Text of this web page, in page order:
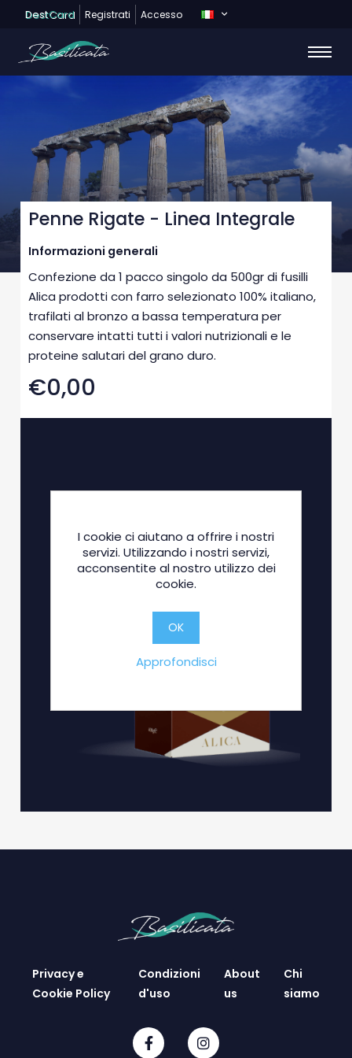
DestCard Registrati Accesso
Penne Rigate - Linea Integrale
Informazioni generali
Confezione da 1 pacco singolo da 500gr di fusilli
Alica prodotti con farro selezionato 100% italiano,
trafilati al bronzo a bassa temperatura per
conservare intatti tutti i valori nutrizionali e le
proteine salutari del grano duro.
€0,00
Privacy e
Cookie Policy
Condizioni
d'uso
About
us
Chi
siamo
I cookie ci aiutano a offrire i nostri
servizi. Utilizzando i nostri servizi,
acconsentite al nostro utilizzo dei
cookie.
OK
Approfondisci